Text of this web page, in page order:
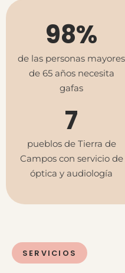
98%
de las personas mayores
de 65 años necesita
gafas
7
pueblos de Tierra de
Campos con servicio de
óptica y audiología
SERVICIOS